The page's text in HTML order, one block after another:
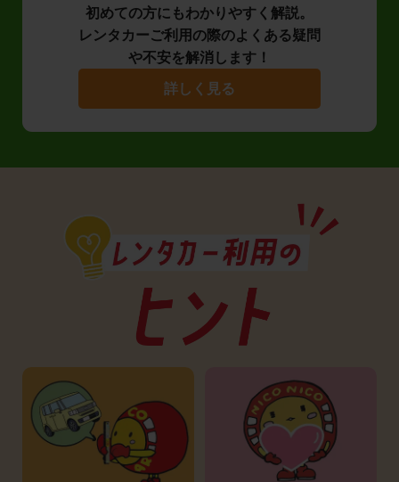
初めての方にもわかりやすく解説。
レンタカーご利用の際のよくある疑問
や不安を解消します！
詳しく見る